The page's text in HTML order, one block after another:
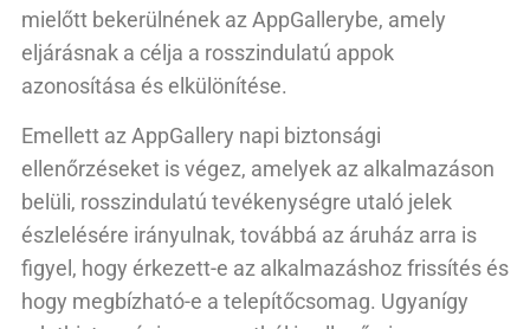
mielőtt bekerülnének az AppGallerybe, amely
eljárásnak a célja a rosszindulatú appok
azonosítása és elkülönítése.
Emellett az AppGallery napi biztonsági
ellenőrzéseket is végez, amelyek az alkalmazáson
belüli, rosszindulatú tevékenységre utaló jelek
észlelésére irányulnak, továbbá az áruház arra is
figyel, hogy érkezett-e az alkalmazáshoz frissítés és
hogy megbízható-e a telepítőcsomag. Ugyanígy